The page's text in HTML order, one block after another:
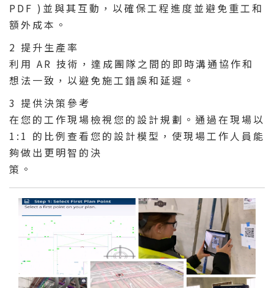
PDF )並與其互動，以確保工程進度並避免重工和
額外成本。
2 提升生產率
利用 AR 技術，達成團隊之間的即時溝通協作和
想法一致，以避免施工錯誤和延遲。
3 提供決策參考
在您的工作現場檢視您的設計規劃。通過在現場以
1:1 的比例查看您的設計模型，使現場工作人員能
夠做出更明智的決
策。